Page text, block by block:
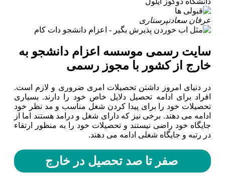
عرفان سعادتپرستاری
سایت رسمی موسسه اعزام دانشجو به
خارج از کشور با مجوز رسمی
در دنیای امروز داشتن تحصیلات امری ضروری و لازم است.
افراد برای ادامه تحصیل دلایل خاص خود را دارند. بسیاری
تحصیلات خود را برای پیدا کردن شغل مناسب و مد نظر خود
ادامه می دهند. برخی نیز که دارای شغل و درامد هستند اما از
جایگاه خود راضی نیستند و تحصیلات خود را به منظور ارتقاء
در رتبه و جایگاه شغلی ادامه می دهند.
صفر تا صد تحصیل در خارج